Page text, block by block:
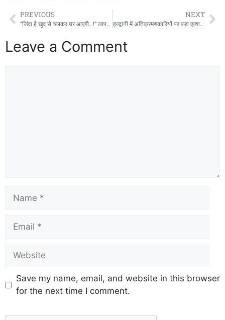
PREVIOUS
“जिंदा है खुद से चलकर घर आएगी…!” लापता हुई बबीता पांडे को लेकर लोकदेवता ने क्या कहा?
NEXT
हल्द्वानी में अतिक्रमणकारियों पर बड़ा एक्शन, फुटपाथों से हटेंगे कब्जे और अवैध पार्किंग पर होगी सख्त कार्रवाई
Leave a Comment
Save my name, email, and website in this browser
for the next time I comment.